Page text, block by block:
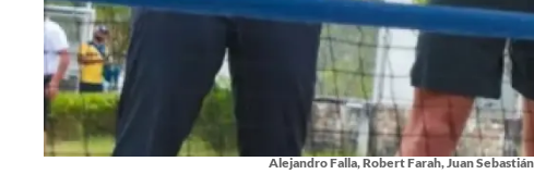
Alejandro Falla, Robert Farah, Juan